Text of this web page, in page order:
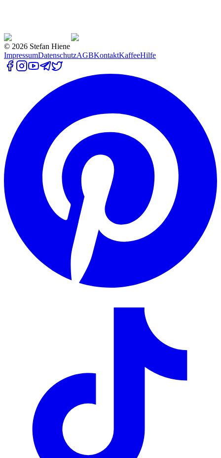
© 2026 Stefan Hiene
ImpressumDatenschutzAGBKontaktKaffeeHilfe